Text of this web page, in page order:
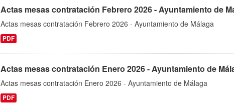
Actas mesas contratación Febrero 2026 - Ayuntamiento de
Actas mesas contratación Febrero 2026 - Ayuntamiento de Málaga
PDF
Actas mesas contratación Enero 2026 - Ayuntamiento de
Actas mesas contratación Enero 2026 - Ayuntamiento de Málaga
PDF